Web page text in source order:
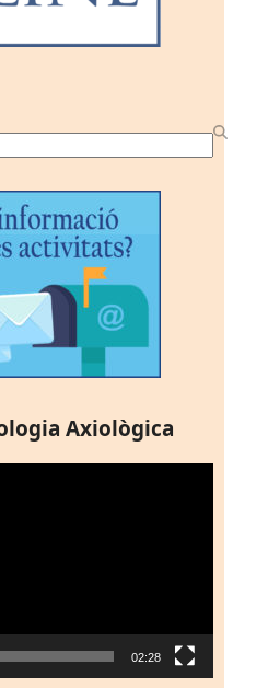
Axiològica
02:28